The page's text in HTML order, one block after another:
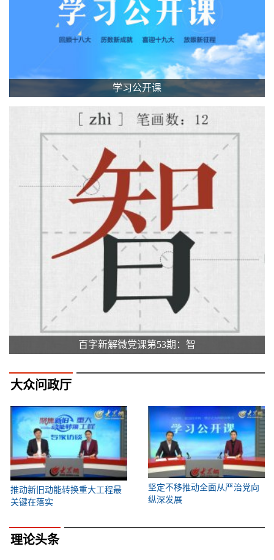
学习公开课
百字新解微党课第53期：智
大众问政厅
推动新旧动能转换重大工程最
关键在落实
坚定不移推动全面从严治党向
纵深发展
理论头条